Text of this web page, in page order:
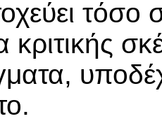
τόσο
κριτικής